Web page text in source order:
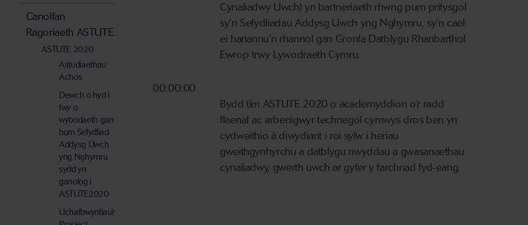
00:00:00
Cynaliadwy Uwch) yn bartneriaeth rhwng pum prifysgol
sy’n Sefydliadau Addysg Uwch yng Nghymru, sy’n cael
ei hariannu’n rhannol gan Gronfa Datblygu Rhanbarthol
Ewrop trwy Lywodraeth Cymru.
Bydd tîm ASTUTE 2020 o academyddion o’r radd
flaenaf ac arbenigwyr technegol cymwys dros ben yn
cydweithio â diwydiant i roi sylw i heriau
gweithgynhyrchu a datblygu nwyddau a gwasanaethau
cynaliadwy, gwerth uwch ar gyfer y farchnad fyd-eang.
Canolfan
Ragoriaeth ASTUTE
ASTUTE 2020
Astudiaethau
Achos
Dewch o hyd i
fwy o
wybodaeth gan
bum Sefydliad
Addysg Uwch
yng Nghymru
sydd yn
ganolog i
ASTUTE2020
Uchafbwyntiau’r